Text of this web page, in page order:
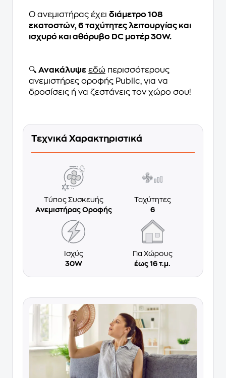
Ο ανεμιστήρας έχει διάμετρο 108
εκατοστών, 6 ταχύτητες λειτουργίας και
ισχυρό και αθόρυβο DC μοτέρ 30W.
🔍 Ανακάλυψε εδώ περισσότερους
ανεμιστήρες οροφής Public, για να
δροσίσεις ή να ζεστάνεις τον χώρο σου!
Τεχνικά Χαρακτηριστικά
Τύπος Συσκευής
Ανεμιστήρας Οροφής
Ταχύτητες
6
Ισχύς
30W
Για Χώρους
έως 16 τ.μ.